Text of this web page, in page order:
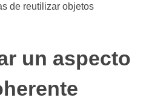
de reutilizar objetos
un aspecto